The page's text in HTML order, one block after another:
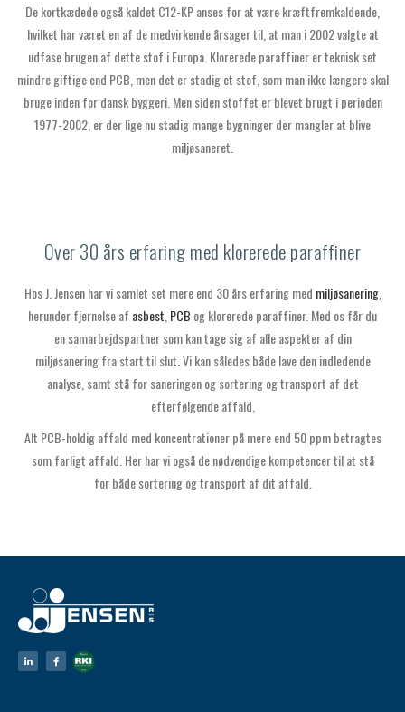
De kortkædede også kaldet C12-KP anses for at være kræftfremkaldende,
hvilket har været en af de medvirkende årsager til, at man i 2002 valgte at
udfase brugen af dette stof i Europa. Klorerede paraffiner er teknisk set
mindre giftige end PCB, men det er stadig et stof, som man ikke længere skal
bruge inden for dansk byggeri. Men siden stoffet er blevet brugt i perioden
1977-2002, er der lige nu stadig mange bygninger der mangler at blive
miljøsaneret.
Over 30 års erfaring med klorerede paraffiner
Hos J. Jensen har vi samlet set mere end 30 års erfaring med miljøsanering,
herunder fjernelse af asbest PCB og klorerede paraffiner. Med os får du
en samarbejdspartner som kan tage sig af alle aspekter af din
miljøsanering fra start til slut. Vi kan således både lave den indledende
analyse, samt stå for saneringen og sortering og transport af det
efterfølgende affald.
Alt PCB-holdig affald med koncentrationer på mere end 50 ppm betragtes
som farligt affald. Her har vi også de nødvendige kompetencer til at stå
for både sortering og transport af dit affald.